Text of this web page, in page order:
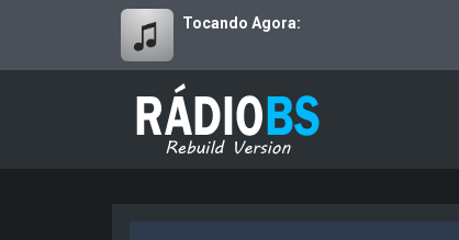
Tocando Agora: